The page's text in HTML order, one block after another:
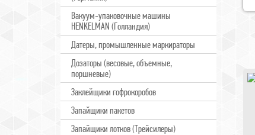
Вакуум-упаковочные машины
HENKELMAN (Голландия)
Датеры, промышленные маркираторы
Дозаторы (весовые, объемные,
поршневые)
Заклейщики гофрокоробов
Запайщики пакетов
Запайщики лотков (Трейсилеры)